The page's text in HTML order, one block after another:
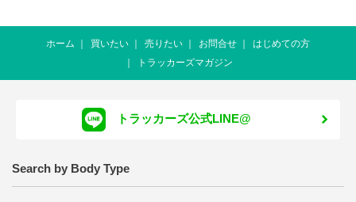
ホーム 買いたい 売りたい お問合せ
はじめての方
トラッカーズマガジン
トラッカーズ公式LINE@
Search by Body Type